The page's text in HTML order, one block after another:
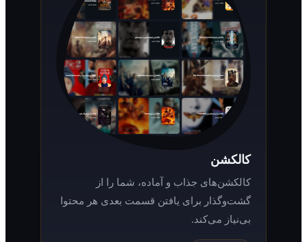
کالکشن‌های جذاب و آماده، شما را از
گشت‌وگذار برای یافتن قسمت بعدی هر محتوا
بی‌نیاز می‌کند.